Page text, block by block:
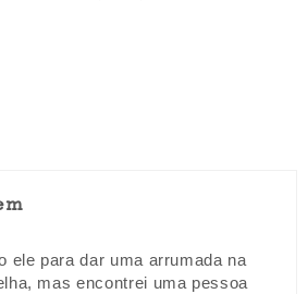
ele para dar uma arrumada na
mas encontrei uma pessoa